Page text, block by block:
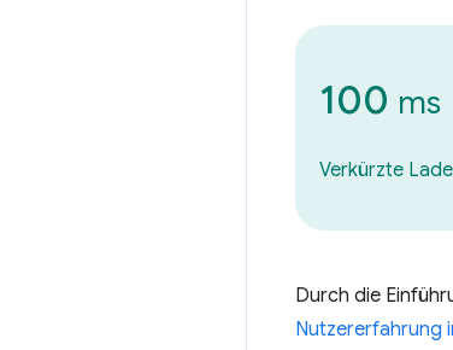
100 ms
Verkürzte
Durch die
Nutzererfahrung